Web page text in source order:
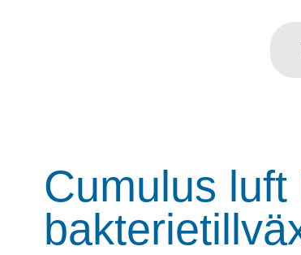
Cumulus